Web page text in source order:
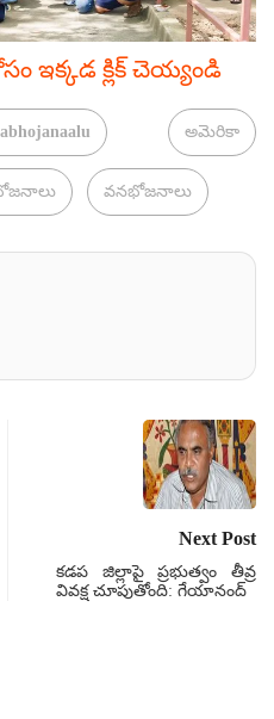
ఇక్కడ క్లిక్ చెయ్యండి
అమెరికా
వనభోజనాలు
Next Post
కడప జిల్లాపై ప్రభుత్వం తీవ్ర
వివక్ష చూపుతోంది: గేయానంద్